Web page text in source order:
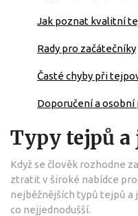
Jak poznat kvalitní
Rady pro začátečníky
Časté chyby při
Doporučení a osobní
Typy tejpů
Když se člověk rozhodne
ztratit v široké nabídce
nejběžnějších typů tejpů a
co nejjednodušší.